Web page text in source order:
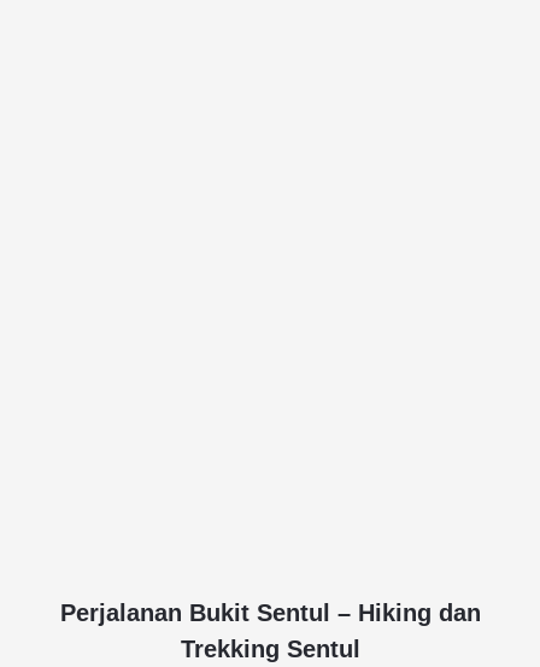
Perjalanan Bukit Sentul – Hiking dan
Trekking Sentul